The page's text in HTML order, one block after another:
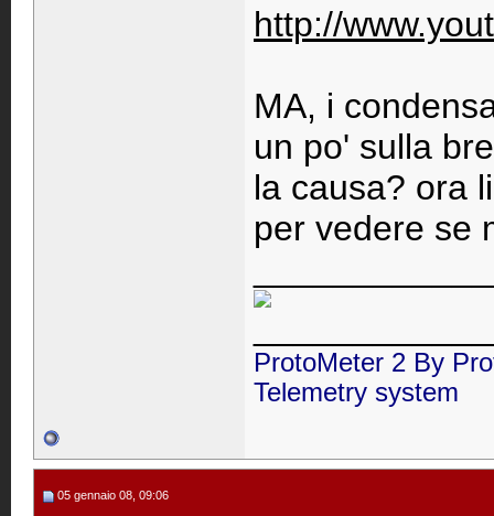
http://
MA, i
un po' sulla
la causa? ora
per vedere se
ProtoMeter 2 By
Telemetry system
05 gennaio 08, 09:06